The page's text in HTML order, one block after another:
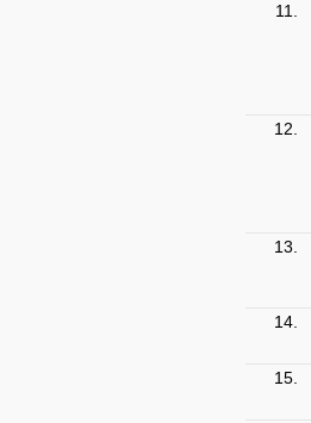
11.
12.
13.
14.
15.